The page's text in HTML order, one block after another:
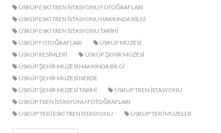
ÜSKÜP ESKI TREN ISTASYONU FOTOĞRAFLARI
ÜSKÜP ESKI TREN ISTASYONU HAKKINDA BILGI
ÜSKÜP ESKI TREN ISTASYONU TARIHI
ÜSKÜP FOTOĞRAFLARI
ÜSKÜP MÜZESI
ÜSKÜP RESIMLERI
ÜSKÜP ŞEHIR MÜZESI
ÜSKÜP ŞEHIR MÜZESI HAKKINDA BILGI
ÜSKÜP ŞEHIR MÜZESI NERDE
ÜSKÜP ŞEHIR MÜZESI TARIHI
ÜSKÜP TREN ISTASYONU
ÜSKÜP TREN ISTASYONU FOTOĞRAFLARI
ÜSKÜP'TEKI ESKI TREN ISTASYONU
ÜSKÜP'TEKI MÜZELER